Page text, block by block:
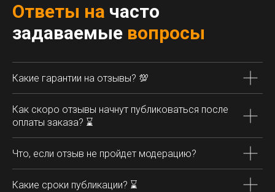
Ответы на часто
задаваемые вопросы
Какие гарантии на отзывы? 💯
Как скоро отзывы начнут публиковаться после
оплаты заказа? ⌛
Что, если отзыв не пройдет модерацию?
Какие сроки публикации? ⌛